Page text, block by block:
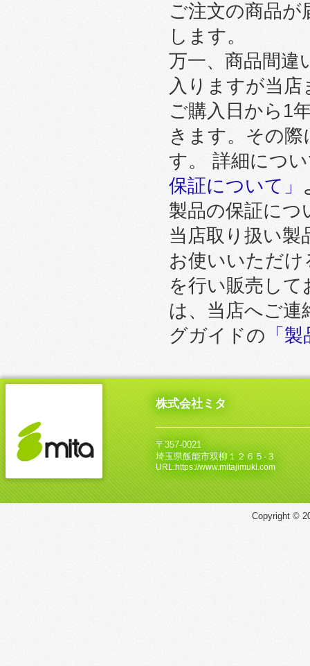
ご注文の商品
します。
万一、商品間違
入りますが当
ご購入日から1
きます。その
す。 詳細につ
保証について」
製品の保証につ
当店取り扱い
お使いいただけ
を行い販売し
は、当店へご
グガイドの 「
株式会社ミタ
〒357-0021
埼玉県飯能市双柳１２６５‐３
URL:https://www.mitajimuki.com
Copyright ©